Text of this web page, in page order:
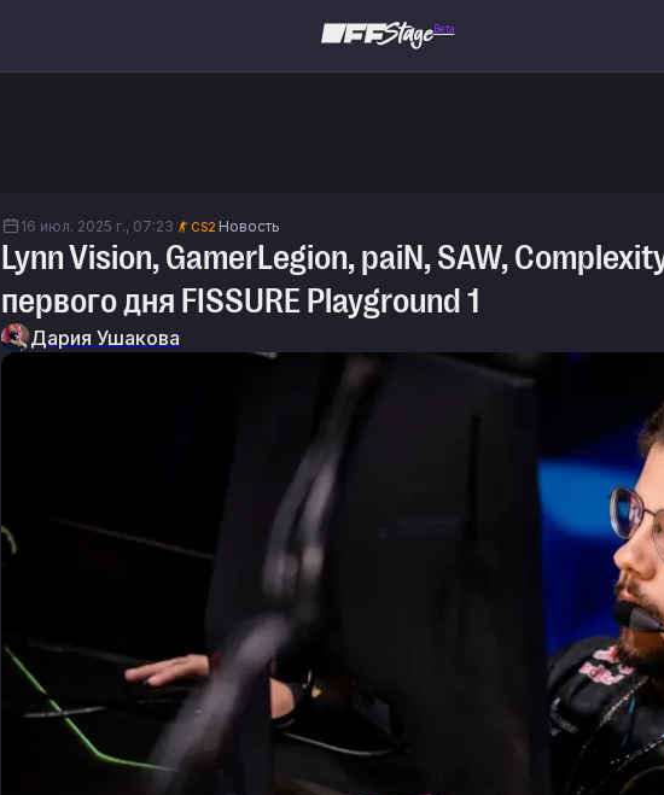
Beta
16 июл. 2025 г., 07:23 CS2 Новость
Lynn Vision, GamerLegion, paiN, SAW,
первого дня FISSURE Playground 1
Дария Ушакова